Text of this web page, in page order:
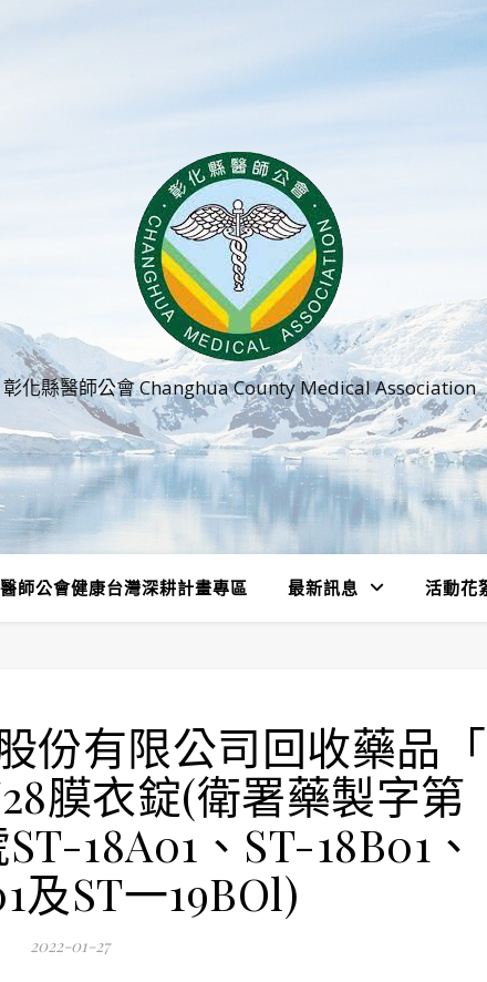
彰化縣醫師公會 Changhua County Medical Association
師公會健康台灣深耕計畫專區 最新訊息 活動花
份有限公司回收藥品
膜衣錠(衛署藥製字第
18A01、ST-18B01、
及ST一19BOl)
2022-01-27